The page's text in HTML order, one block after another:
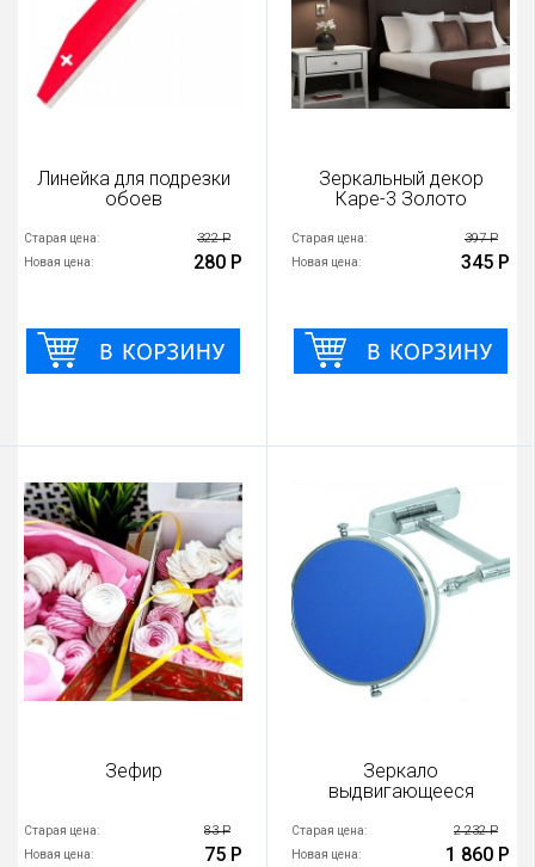
Линейка для подрезки
обоев
Старая цена: 322 Р
Новая цена: 280 Р
Зеркальный декор
Каре-3 Золото
Старая цена: 397 Р
Новая цена: 345 Р
Зефир
Старая цена: 83 Р
Новая цена: 75 Р
Зеркало
выдвигающееся
Старая цена: 2 232 Р
Новая цена: 1 860 Р